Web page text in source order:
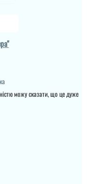
у 2024 році 2
двері. Все хорошо,
В
був ремонт, тепло ,
можу сказати, що це дуже